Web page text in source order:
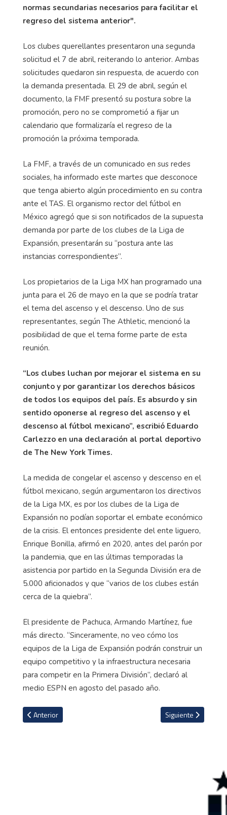
normas secundarias necesarios para facilitar el
regreso del sistema anterior".
Los clubes querellantes presentaron una segunda
solicitud el 7 de abril, reiterando lo anterior. Ambas
solicitudes quedaron sin respuesta, de acuerdo con
la demanda presentada. El 29 de abril, según el
documento, la FMF presentó su postura sobre la
promoción, pero no se comprometió a fijar un
calendario que formalizaría el regreso de la
promoción la próxima temporada.
La FMF, a través de un comunicado en sus redes
sociales, ha informado este martes que desconoce
que tenga abierto algún procedimiento en su contra
ante el TAS. El organismo rector del fútbol en
México agregó que si son notificados de la supuesta
demanda por parte de los clubes de la Liga de
Expansión, presentarán su “postura ante las
instancias correspondientes”.
Los propietarios de la Liga MX han programado una
junta para el 26 de mayo en la que se podría tratar
el tema del ascenso y el descenso. Uno de sus
representantes, según The Athletic, mencionó la
posibilidad de que el tema forme parte de esta
reunión.
“Los clubes luchan por mejorar el sistema en su
conjunto y por garantizar los derechos básicos
de todos los equipos del país. Es absurdo y sin
sentido oponerse al regreso del ascenso y el
descenso al fútbol mexicano”, escribió Eduardo
Carlezzo en una declaración al portal deportivo
de The New York Times.
La medida de congelar el ascenso y descenso en el
fútbol mexicano, según argumentaron los directivos
de la Liga MX, es por los clubes de la Liga de
Expansión no podían soportar el embate económico
de la crisis. El entonces presidente del ente liguero,
Enrique Bonilla, afirmó en 2020, antes del parón por
la pandemia, que en las últimas temporadas la
asistencia por partido en la Segunda División era de
5.000 aficionados y que “varios de los clubes están
cerca de la quiebra”.
El presidente de Pachuca, Armando Martínez, fue
más directo. “Sinceramente, no veo cómo los
equipos de la Liga de Expansión podrán construir un
equipo competitivo y la infraestructura necesaria
para competir en la Primera División”, declaró al
medio ESPN en agosto del pasado año.
Artículo anterior: Atlético de Madrid interesado en uno de los
Anterior Artículo siguiente:
Siguiente